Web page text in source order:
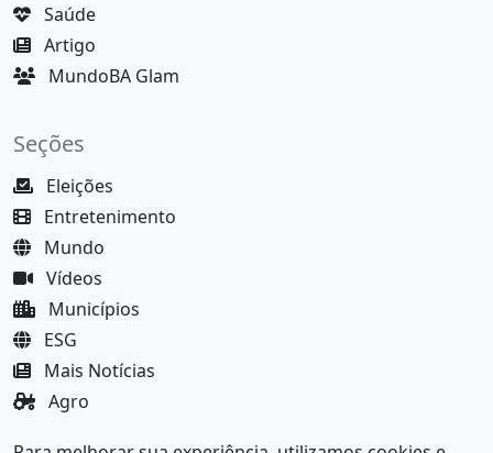
Saúde
Artigo
MundoBA Glam
Seções
Eleições
Entretenimento
Mundo
Vídeos
Municípios
ESG
Mais Notícias
Agro